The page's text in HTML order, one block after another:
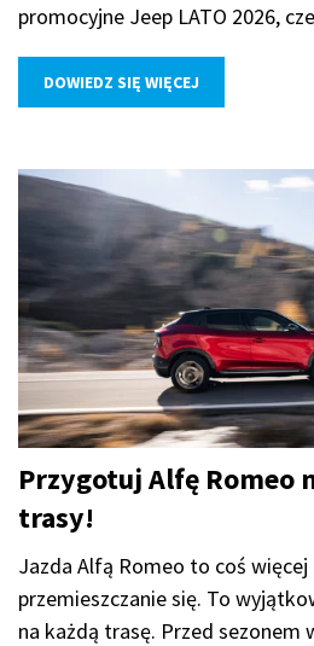
promocyjne Jeep LATO 2026,
DOWIEDZ SIĘ WIĘCEJ
Przygotuj Alfę Romeo
trasy!
Jazda Alfą Romeo to coś więcej
przemieszczanie się. To
na każdą trasę. Przed sezonem